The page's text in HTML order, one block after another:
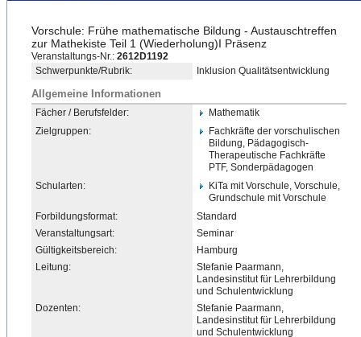
Vorschule: Frühe mathematische Bildung - Austauschtreffen
zur Mathekiste Teil 1 (Wiederholung)I Präsenz
Veranstaltungs-Nr.: 2612D1192
Schwerpunkte/Rubrik:
Inklusion Qualitätsentwicklung
Allgemeine Informationen
Fächer / Berufsfelder:
Mathematik
Zielgruppen:
Fachkräfte der vorschulischen
Bildung, Pädagogisch-
Therapeutische ​ Fachkräfte
PTF, Sonderpädagogen
Schularten:
KiTa mit Vorschule, Vorschule,
Grundschule mit Vorschule
Forbildungsformat:
Standard
Veranstaltungsart:
Seminar
Gültigkeitsbereich:
Hamburg
Leitung:
Stefanie Paarmann,
Landesinstitut für Lehrerbildung
und Schulentwicklung
Dozenten:
Stefanie Paarmann,
Landesinstitut für Lehrerbildung
und Schulentwicklung